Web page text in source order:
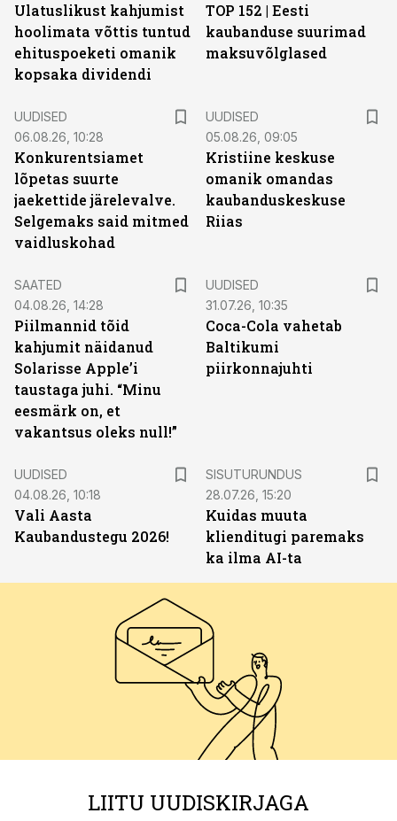
Ulatuslikust kahjumist
hoolimata võttis tuntud
ehituspoeketi omanik
kopsaka dividendi
TOP 152 | Eesti
kaubanduse suurimad
maksuvõlglased
UUDISED
06.08.26, 10:28
Konkurentsiamet
lõpetas suurte
jaekettide järelevalve.
Selgemaks said mitmed
vaidluskohad
UUDISED
05.08.26, 09:05
Kristiine keskuse
omanik omandas
kaubanduskeskuse
Riias
SAATED
04.08.26, 14:28
Piilmannid tõid
kahjumit näidanud
Solarisse Apple’i
taustaga juhi. “Minu
eesmärk on, et
vakantsus oleks null!”
UUDISED
31.07.26, 10:35
Coca-Cola vahetab
Baltikumi
piirkonnajuhti
UUDISED
04.08.26, 10:18
Vali Aasta
Kaubandustegu 2026!
SISUTURUNDUS
28.07.26, 15:20
Kuidas muuta
klienditugi paremaks
ka ilma AI-ta
LIITU UUDISKIRJAGA